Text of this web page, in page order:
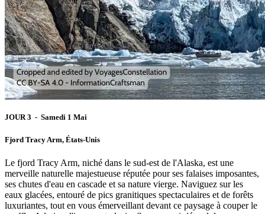
JOUR 3 - Samedi 1 Mai
Fjord Tracy Arm, États-Unis
Le fjord Tracy Arm, niché dans le sud-est de l'Alaska, est une
merveille naturelle majestueuse réputée pour ses falaises imposantes,
ses chutes d'eau en cascade et sa nature vierge. Naviguez sur les
eaux glacées, entouré de pics granitiques spectaculaires et de forêts
luxuriantes, tout en vous émerveillant devant ce paysage à couper le